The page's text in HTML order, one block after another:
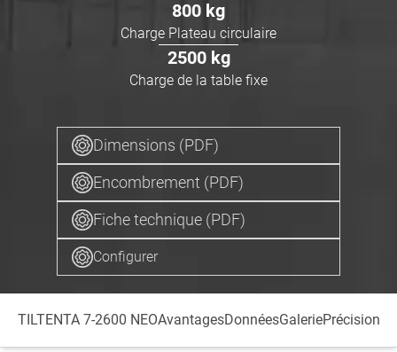
800 kg
Charge Plateau circulaire
2500 kg
Charge de la table fixe
Dimensions (PDF)
Encombrement (PDF)
Fiche technique (PDF)
Configurer
TILTENTA 7-2600 NEOAvantagesDonnéesGaleriePrécision